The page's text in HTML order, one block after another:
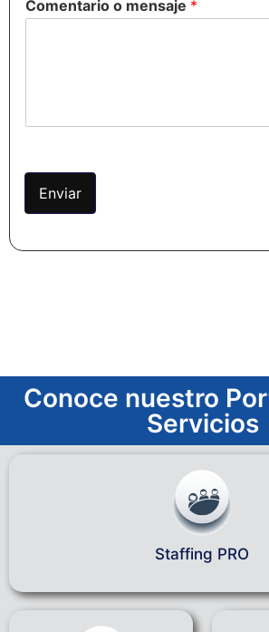
Comentario o mensaje *
Enviar
Conoce nuestro
Servicios
Staffing PRO